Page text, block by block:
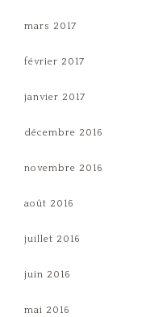
mars 2017
février 2017
janvier 2017
décembre 2016
novembre 2016
août 2016
juillet 2016
juin 2016
mai 2016